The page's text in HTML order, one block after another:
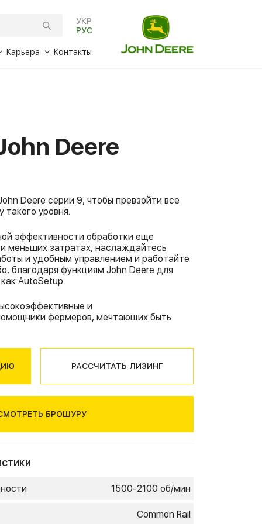
УКР
РУС
W
John
Deere
John
John
Альтернативные детали
John Deere FarmSight
Карьера Контакты
Deere
Deere серии 9, чтобы превзойти все
уровня.
эффективности обработки еще
меньших затратах, наслаждайтесь
и удобным управлением и работайте
благодаря функциям John Deere для
AutoSetup.
и
фермеров, мечтающих быть
РАССЧИТАТЬ ЛИЗИНГ
БРОШУРУ
1500-2100 об/мин
Common Rail